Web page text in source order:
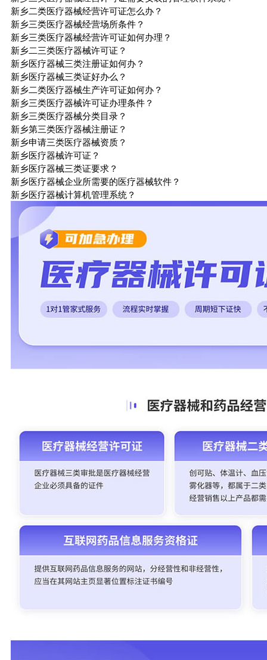
新乡二类医疗器械经营许可证怎么办？
新乡三类医疗器械经营场所条件？
新乡三类医疗器械经营许可证如何办理？
新乡二三类医疗器械许可证？
新乡医疗器械三类注册证如何办？
新乡医疗器械三类证好办么？
新乡二类医疗器械生产许可证如何办？
新乡三类医疗器械许可证办理条件？
新乡三类医疗器械分类目录？
新乡第三类医疗器械注册证？
新乡申请三类医疗器械资质？
新乡医疗器械许可证？
新乡医疗器械三类证要求？
新乡医疗器械企业所需要的医疗器械软件？
新乡医疗器械计算机管理系统？